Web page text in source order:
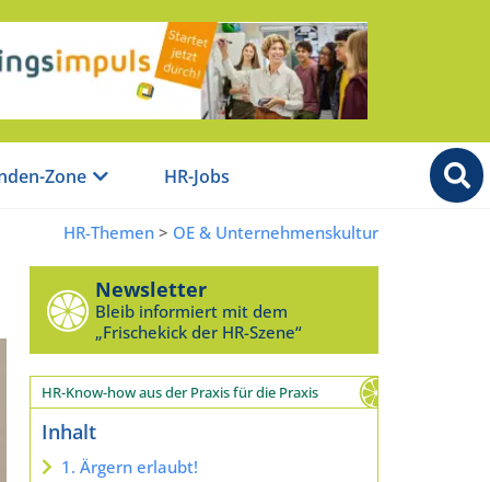
Zone HR-Jobs
HR-Themen > OE & Unternehmenskultur
Newsletter
Bleib informiert mit dem
„Frischekick der HR-Szene“
HR-Know-how aus der Praxis für die Praxis
Inhalt
1. Ärgern erlaubt!